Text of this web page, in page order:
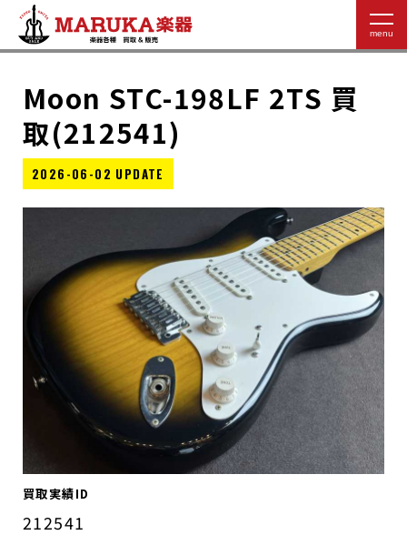
Moon STC-198LF 2TS 買
取(212541)
2026-06-02 UPDATE
買取実績ID
212541